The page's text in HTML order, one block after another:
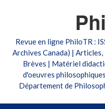
Revue en ligne PhiloTR :
Archives Canada) |
Brèves | Matériel
d'oeuvres
Département de